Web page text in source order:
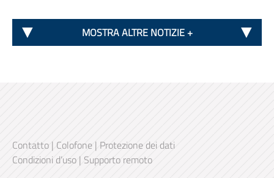
MOSTRA ALTRE NOTIZIE +
Contatto | Colofone | Protezione dei dati
Condizioni d’uso | Supporto remoto